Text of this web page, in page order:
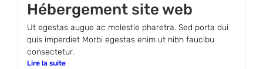
Hébergement site web
Ut egestas augue ac molestie pharetra. Sed porta dui
quis imperdiet Morbi egestas enim ut nibh faucibu
consectetur.
Lire la suite